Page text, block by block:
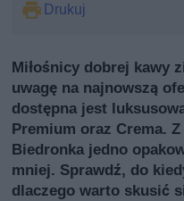
Drukuj
Miłośnicy dobrej kawy
uwagę na najnowszą
dostępna jest
Premium oraz Crema.
Biedronka jedno
mniej. Sprawdź, do
dlaczego warto skusić